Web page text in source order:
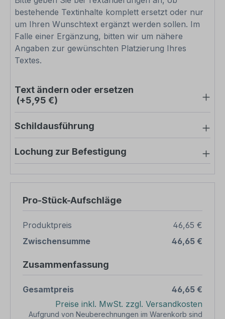
bestehende Textinhalte komplett ersetzt oder nur
um Ihren Wunschtext ergänzt werden sollen. Im
Falle einer Ergänzung, bitten wir um nähere
Angaben zur gewünschten Platzierung Ihres
Textes.
Text ändern oder ersetzen
(+5,95 €)
Schildausführung
Lochung zur Befestigung
Pro-Stück-Aufschläge
Produktpreis
46,65 €
Zwischensumme
46,65 €
Zusammenfassung
Gesamtpreis
46,65 €
Preise inkl. MwSt. zzgl. Versandkosten
Aufgrund von Neuberechnungen im Warenkorb sind